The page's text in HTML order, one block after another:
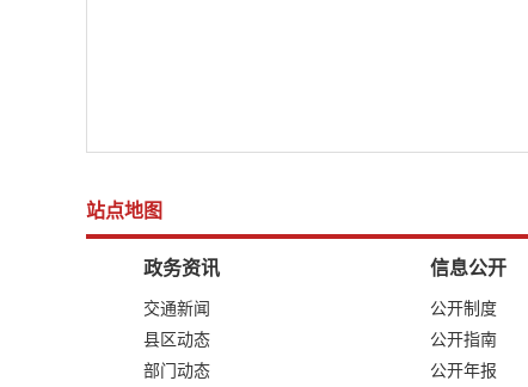
站点地图
政务资讯
交通新闻
县区动态
部门动态
信息公开
公开制度
公开指南
公开年报